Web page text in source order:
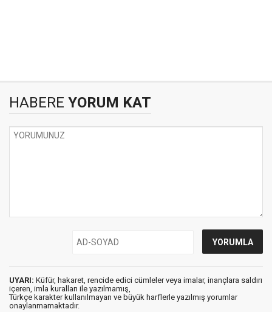
HABERE YORUM KAT
UYARI: Küfür, hakaret, rencide edici cümleler veya imalar, inançlara saldırı
içeren, imla kuralları ile yazılmamış,
Türkçe karakter kullanılmayan ve büyük harflerle yazılmış yorumlar
onaylanmamaktadır.